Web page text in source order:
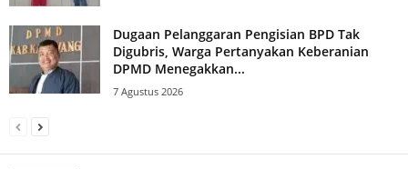
Dugaan Pelanggaran Pengisian BPD Tak
Digubris, Warga Pertanyakan Keberanian
DPMD Menegakkan...
7 Agustus 2026